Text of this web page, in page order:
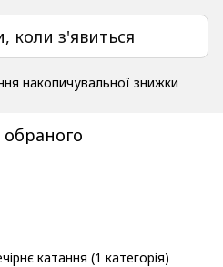
коли з'явиться
накопичувальної знижки
катання (1 категорія)